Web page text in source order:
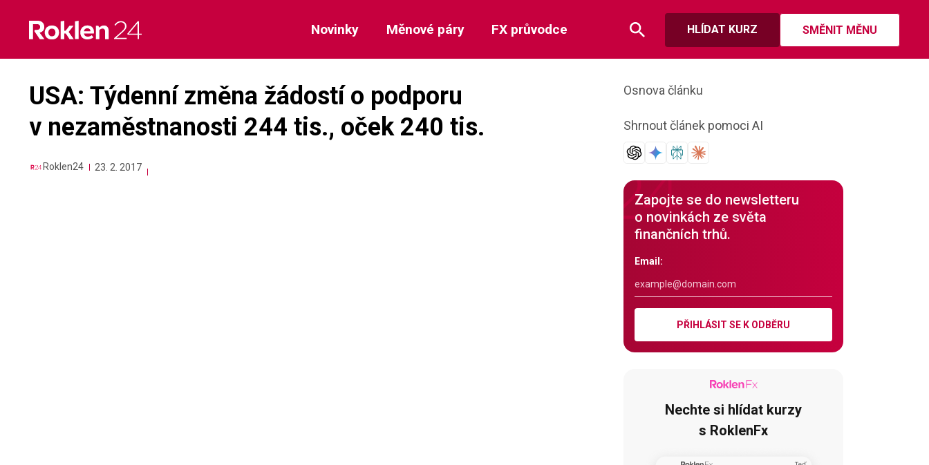
content
HLÍDAT KURZ SMĚNIT MĚNU
Novinky Měnové páry FX průvodce
USA: Týdenní změna žádostí o podporu
v nezaměstnanosti 244 tis., oček 240 tis.
Roklen24 23. 2. 2017
Osnova článku
Shrnout článek pomoci AI
Zapojte se do newsletteru
o novinkách ze světa
finančních trhů.
Email:
PŘIHLÁSIT SE K ODBĚRU
Nechte si hlídat kurzy
s RoklenFx